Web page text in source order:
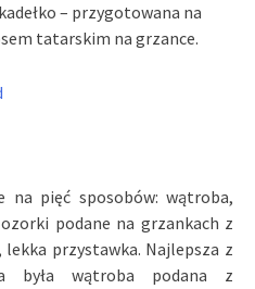
– przygotowana na
tatarskim na grzance.
na pięć sposobów: wątroba,
podane na grzankach z
przystawka. Najlepsza z
była wątroba podana z